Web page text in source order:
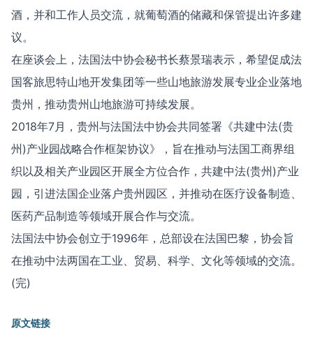
酒，并和工作人员交流，就葡萄酒的储藏和保管提出许多建
议。
在座谈会上，法国法中协会秘书长蔡景瑞表示，希望促成法
国客旅思特山地开发集团等一些山地旅游发展专业企业落地
贵州，推动贵州山地旅游可持续发展。
2018年7月，贵州与法国法中协会共同签署《共建中法(贵
州)产业园战略合作框架协议》，旨在推动与法国工商界组
织以及相关产业园区开展全方位合作，共建中法(贵州)产业
园，引进法国企业落户贵州园区，并推动在医疗设备制造、
医药产品制造等领域开展合作与交流。
法国法中协会创立于1996年，总部设在法国巴黎，协会旨
在推动中法两国在工业、贸易、科学、文化等领域的交流。
(完)
原文链接